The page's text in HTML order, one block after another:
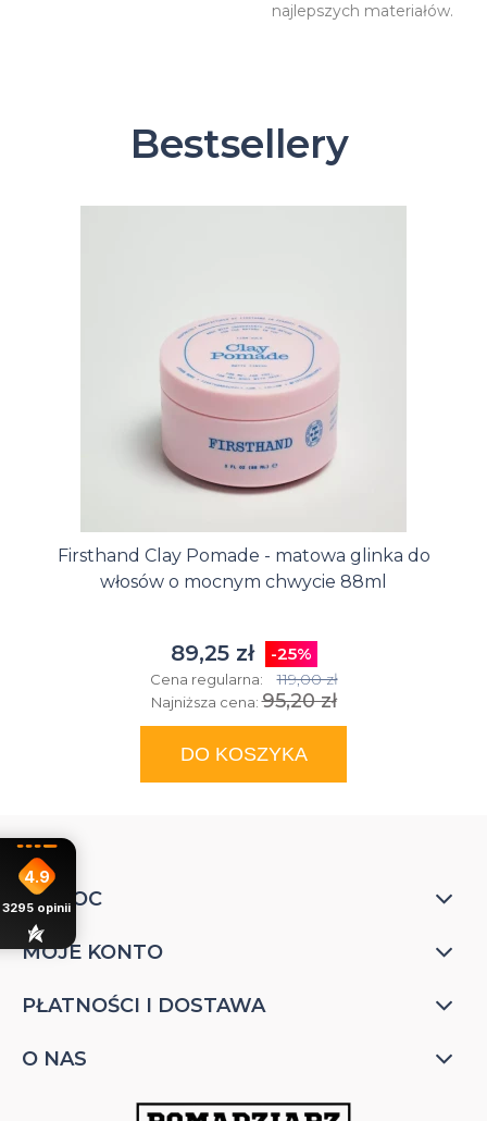
najlepszych materiałów.
Bestsellery
Firsthand Clay Pomade - matowa glinka do
włosów o mocnym chwycie 88ml
89,25 zł -25%
Cena regularna: 119,00 zł
Najniższa cena:95,20 zł
DO KOSZYKA
POMOC
MOJE KONTO
PŁATNOŚCI I DOSTAWA
O NAS
4.9
3295 opinii